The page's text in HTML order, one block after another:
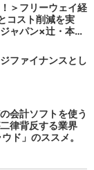
＞フリーウェイ経
コスト削減を実
ャパン×辻・本郷
ファイナンスとし
会計ソフトを使う
律背反する業界
ド」のススメ。